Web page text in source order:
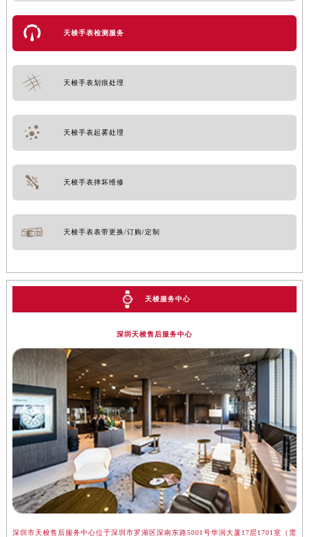
天梭手表检测服务
天梭手表划痕处理
天梭手表起雾处理
天梭手表摔坏维修
天梭手表表带更换/订购/定制
天梭服务中心
深圳天梭售后服务中心
深圳市天梭售后服务中心位于深圳市罗湖区深南东路5001号华润大厦17层1701室（需